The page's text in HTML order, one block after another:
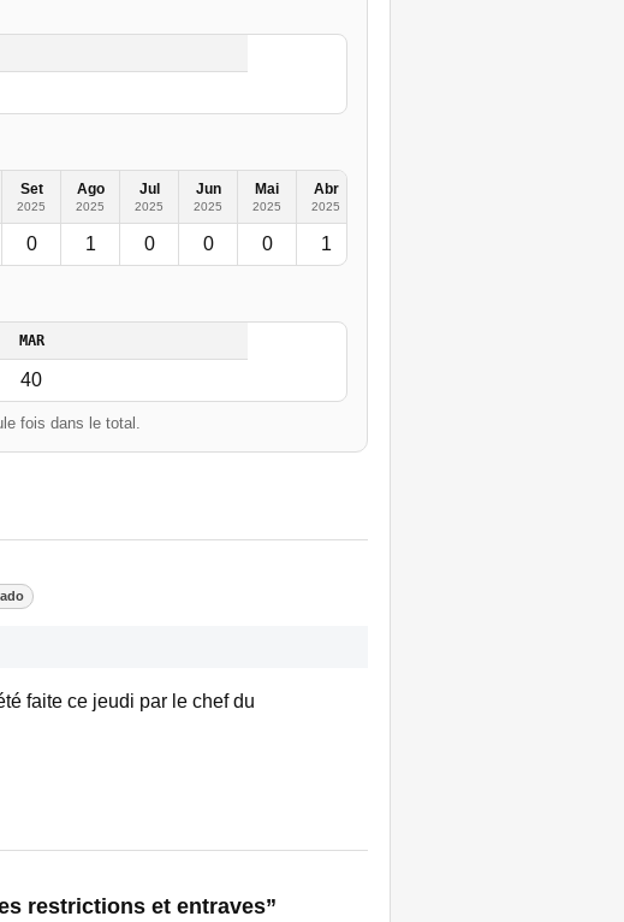
Set
2025
Ago
2025
Jul
2025
Jun
2025
Mai
2025
Abr
2025
0 1 0 0 0 1
MAR
40
fois dans le total.
faite ce jeudi par le chef du
restrictions et entraves”